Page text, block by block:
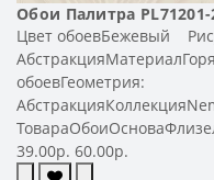
Обои Палитра
Цвет обоевБежевый
обоевГеометрия:
39.00р. 60.00р.